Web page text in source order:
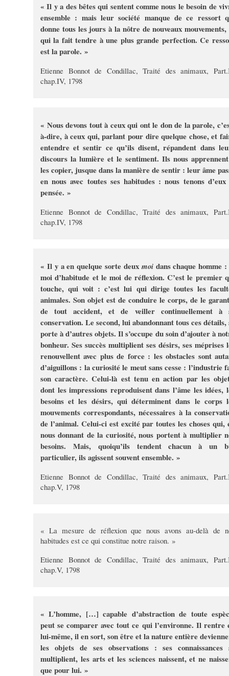
« Il y a des bêtes qui sentent comme nous le besoin de
ensemble : mais leur société manque de ce ressort
donne tous les jours à la nôtre de nouveaux mouvements,
qui la fait tendre à une plus grande perfection. Ce
est la parole. »
Etienne Bonnot de Condillac, Traité des animaux,
chap.IV, 1798
« Nous devons tout à ceux qui ont le don de la parole,
à-dire, à ceux qui, parlant pour dire quelque chose, et
entendre et sentir ce qu’ils disent, répandent dans
discours la lumière et le sentiment. Ils nous
les copier, jusque dans la manière de sentir : leur âme
en nous avec toutes ses habitudes : nous tenons
pensée. »
Etienne Bonnot de Condillac, Traité des animaux,
chap.IV, 1798
« Il y a en quelque sorte deux moi dans chaque homme
moi d’habitude et le moi de réflexion. C’est le premier
touche, qui voit : c’est lui qui dirige toutes les
animales. Son objet est de conduire le corps, de le
de tout accident, et de veiller continuellement à
conservation. Le second, lui abandonnant tous ces détails,
porte à d’autres objets. Il s’occupe du soin d’ajouter à
bonheur. Ses succès multiplient ses désirs, ses méprises
renouvellent avec plus de force : les obstacles sont
d’aiguillons : la curiosité le meut sans cesse : l’industrie
son caractère. Celui-là est tenu en action par les
dont les impressions reproduisent dans l’âme les idées,
besoins et les désirs, qui déterminent dans le corps
mouvements correspondants, nécessaires à la
de l’animal. Celui-ci est excité par toutes les choses qui,
nous donnant de la curiosité, nous portent à multiplier
besoins. Mais, quoiqu’ils tendent chacun à un
particulier, ils agissent souvent ensemble. »
Etienne Bonnot de Condillac, Traité des animaux,
chap.V, 1798
« La mesure de réflexion que nous avons au-delà de
habitudes est ce qui constitue notre raison. »
Etienne Bonnot de Condillac, Traité des animaux,
chap.V, 1798
« L’homme, […] capable d’abstraction de toute
peut se comparer avec tout ce qui l’environne. Il rentre
lui-même, il en sort, son être et la nature entière
les objets de ses observations : ses connaissances
multiplient, les arts et les sciences naissent, et ne
que pour lui. »